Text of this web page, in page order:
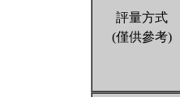
評量方式
(僅供參考)